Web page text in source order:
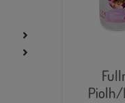
Piolh/